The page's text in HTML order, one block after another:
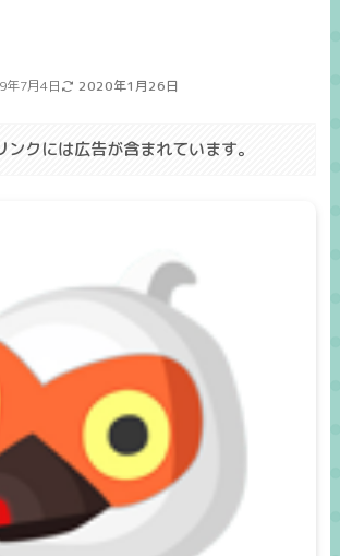
年7月4日 2020年1月26日
ンクには広告が含まれています。